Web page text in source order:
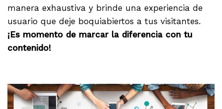
manera exhaustiva y brinde una experiencia de
usuario que deje boquiabiertos a tus visitantes.
¡Es momento de marcar la diferencia con tu
contenido!